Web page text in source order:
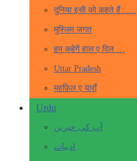
दुनिया इसी को कहते हैं …..
मुस्लिम जगत
हम कहेगें हाल ए दिल …
Uttar Pradesh
महफ़िल ए याराँ
Urdu
آپ کی خبریں
ادبیات